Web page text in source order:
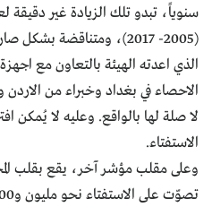
(2005- 2017)، ومتناقضة
الذي اعدته الهيئة بالتعاون مع
الاحصاء في بغداد وخبراء من
لا صلة لها بالواقع. وعليه لا يُمكن
الاستفتاء.
وعلى مقلب مؤشر آخر، يقع بقلب